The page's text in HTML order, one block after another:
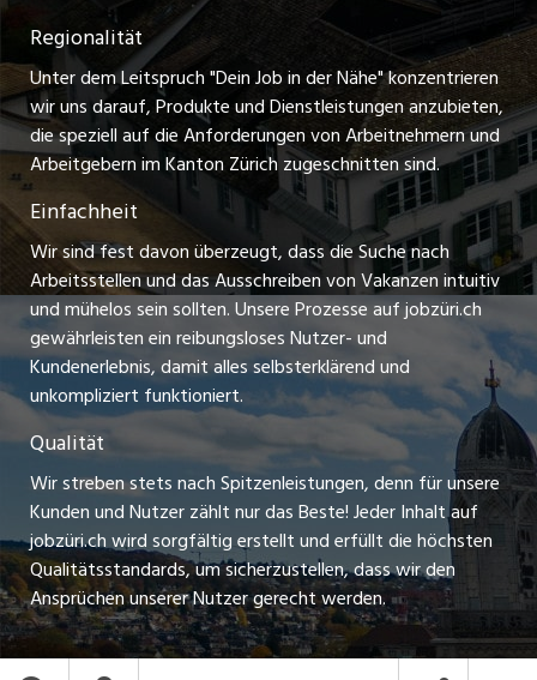
Temporäre Jobs
Freelance Jobs
Praktikum-Jobs
Lehrstellen
Ferienjobs
Führungspositionen
Arbeitgeber
Jobline
Impressum
Stellenmeldepflicht
zentraljob.ch
myjob.ch
schaffu.ch (VS)
ajourjob.ch
limmattalerzeitung.ch
radio24.ch
toxic.fm
telezüri.ch
chmedia.ch
Regionalität
Unter dem Leitspruch "Dein Job in der Nähe" konzentrieren
wir uns darauf, Produkte und Dienstleistungen anzubieten,
die speziell auf die Anforderungen von Arbeitnehmern und
Arbeitgebern im Kanton Zürich zugeschnitten sind.
Einfachheit
Wir sind fest davon überzeugt, dass die Suche nach
Arbeitsstellen und das Ausschreiben von Vakanzen intuitiv
und mühelos sein sollten. Unsere Prozesse auf jobzüri.ch
gewährleisten ein reibungsloses Nutzer- und
Kundenerlebnis, damit alles selbsterklärend und
unkompliziert funktioniert.
Qualität
Wir streben stets nach Spitzenleistungen, denn für unsere
Kunden und Nutzer zählt nur das Beste! Jeder Inhalt auf
jobzüri.ch wird sorgfältig erstellt und erfüllt die höchsten
Qualitätsstandards, um sicherzustellen, dass wir den
Ansprüchen unserer Nutzer gerecht werden.